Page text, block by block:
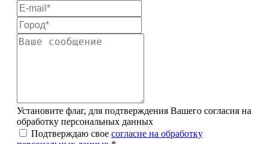
Установите флаг, для подтверждения Вашего согласия на
обработку персональных данных
Подтверждаю свое согласие на обработку